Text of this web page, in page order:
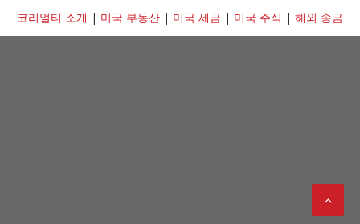
코리얼티 소개 | 미국 부동산 | 미국 세금 | 미국 주식 | 해외 송금